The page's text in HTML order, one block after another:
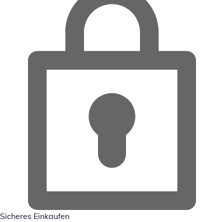
Sicheres Einkaufen